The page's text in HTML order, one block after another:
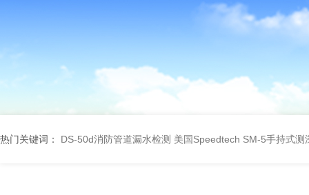
热门关键词： DS-50d消防管道漏水检测 美国Speedtech SM-5手持式测